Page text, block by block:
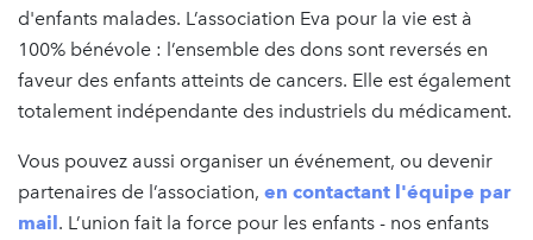
d'enfants malades. L’association Eva pour la vie est à
100% bénévole : l’ensemble des dons sont reversés en
faveur des enfants atteints de cancers. Elle est également
totalement indépendante des industriels du médicament.
Vous pouvez aussi organiser un événement, ou devenir
partenaires de l’association, en contactant l'équipe par
mail. L’union fait la force pour les enfants - nos enfants